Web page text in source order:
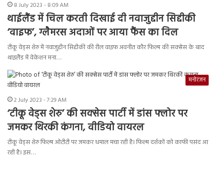
8 July 2023 - 8:09 AM
थाईलैंड में चिल करती दिखाई दी नवाजुद्दीन सिद्दीकी
‘वाइफ’, ग्लैमरस अदाओं पर आया फैंस का दिल
टीकू वेड्स शेरु में नवाजुद्दीन सिद्दीकी की रील वाइफ अवनीत कौर फिल्म की सक्सेस के बाद
थाइलैंड में वेकेशन मना…
मनोरंजन
2 July 2023 - 7:29 AM
‘टीकू वेड्स शेरु’ की सक्सेस पार्टी में डांस फ्लोर पर
जमकर थिरकी कंगना, वीडियो वायरल
टीकू वेड्स शेरु फिल्म ओटीटी पर जमकर धमाल मचा रही है। फिल्म दर्शकों को काफी पसंद आ
रही है। इस…